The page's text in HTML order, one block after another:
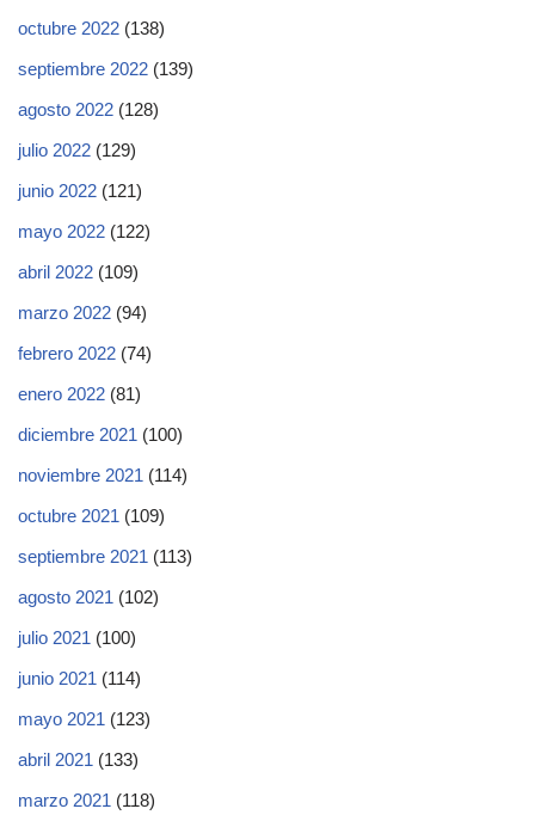
octubre 2022 (138)
septiembre 2022 (139)
agosto 2022 (128)
julio 2022 (129)
junio 2022 (121)
mayo 2022 (122)
abril 2022 (109)
marzo 2022 (94)
febrero 2022 (74)
enero 2022 (81)
diciembre 2021 (100)
noviembre 2021 (114)
octubre 2021 (109)
septiembre 2021 (113)
agosto 2021 (102)
julio 2021 (100)
junio 2021 (114)
mayo 2021 (123)
abril 2021 (133)
marzo 2021 (118)